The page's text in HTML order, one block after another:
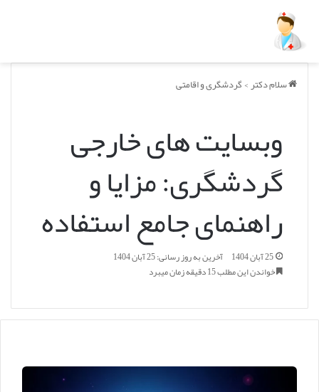
سلام دکتر>گردشگری و اقامتی
وبسایت های خارجی
گردشگری: مزایا و
راهنمای جامع استفاده
25 آبان 1404
آخرین به روز رسانی: 25 آبان 1404
خواندن این مطلب 15 دقیقه زمان میبرد